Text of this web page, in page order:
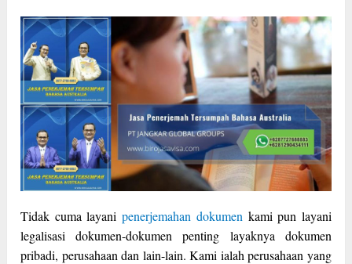
Tidak cuma layanipenerjemahan dokumen kami pun layani
legalisasi dokumen-dokumen penting layaknya dokumen
pribadi, perusahaan dan lain-lain. Kami ialah perusahaan yang